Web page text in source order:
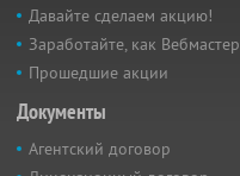
Давайте сделаем акцию!
Заработайте, как Вебмастер
Прошедшие акции
Документы
Агентский договор